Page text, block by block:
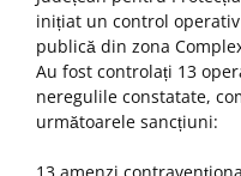
inițiat un control
publică din zona
Au fost controlați 13
neregulile constatate,
următoarele sancțiuni:
13 amenzi